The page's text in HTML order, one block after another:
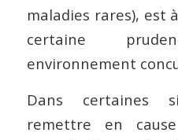
maladies rares), est
certaine
environnement
Dans certaines
remettre en